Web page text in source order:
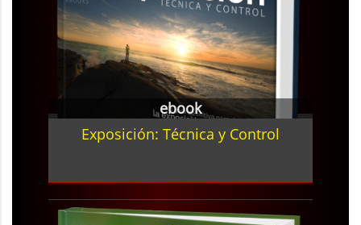
ebook
Exposición: Técnica y Control